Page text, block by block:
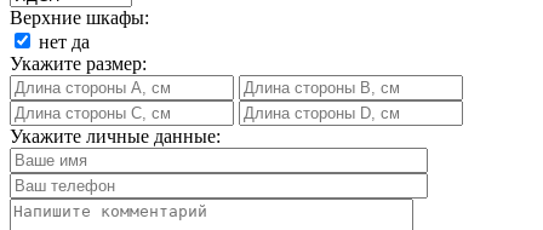
Верхние шкафы:
нет да
Укажите размер:
Укажите личные данные: